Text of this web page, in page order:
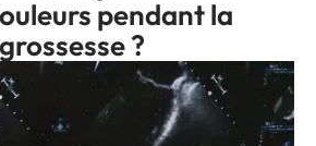
pendant la
grossesse ?